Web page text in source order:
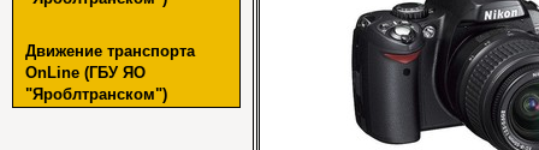
Движение транспорта
OnLine (ГБУ ЯО
"Яроблтранском")